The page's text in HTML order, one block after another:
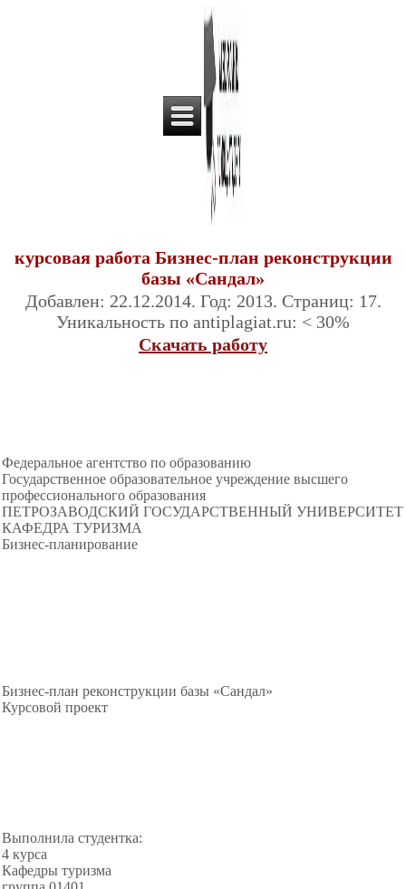
курсовая работа Бизнес-план реконструкции
базы «Сандал»
Добавлен: 22.12.2014. Год: 2013. Страниц: 17.
Уникальность по antiplagiat.ru: < 30%
Скачать работу
Федеральное агентство по образованию
Государственное образовательное учреждение высшего
профессионального образования
ПЕТРОЗАВОДСКИЙ ГОСУДАРСТВЕННЫЙ УНИВЕРСИТЕТ
КАФЕДРА ТУРИЗМА
Бизнес-планирование
Бизнес-план реконструкции базы «Сандал»
Курсовой проект
Выполнила студентка:
4 курса
Кафедры туризма